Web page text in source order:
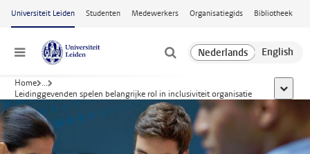
Ga naar hoofdinhoud
Universiteit Leiden Studenten Medewerkers Organisatiegids Bibliotheek
Menu
Home ...
Leidinggevenden spelen belangrijke rol in inclusiviteit organisatie
toon